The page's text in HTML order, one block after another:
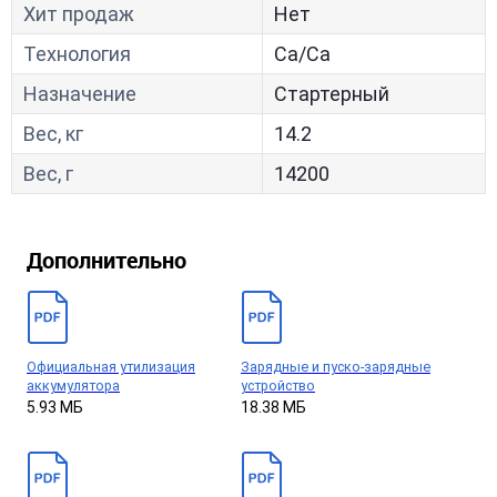
Хит продаж
Нет
Технология
Са/Са
Назначение
Стартерный
Вес, кг
14.2
Вес, г
14200
Дополнительно
Официальная утилизация
аккумулятора
5.93 МБ
Зарядные и пуско-зарядные
устройство
18.38 МБ